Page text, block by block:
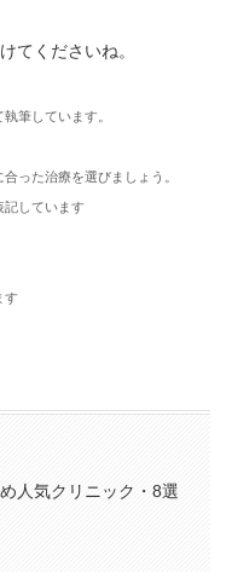
てくださいね。
筆しています。
った治療を選びましょう。
しています
す
人気クリニック・8選